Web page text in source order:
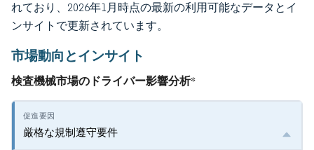
れており、2026年1月時点の最新の利用可能なデータとイ
ンサイトで更新されています。
市場動向とインサイト
検査機械市場のドライバー影響分析*
厳格な規制遵守要件